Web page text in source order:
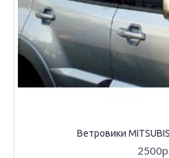
Ветровики
2500р.